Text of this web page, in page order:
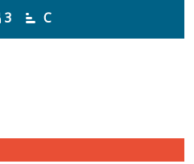
3 C